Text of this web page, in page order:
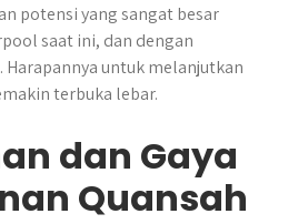
potensi yang sangat besar
saat ini, dan dengan
untuk melanjutkan
terbuka lebar.
dan Gaya
Quansah